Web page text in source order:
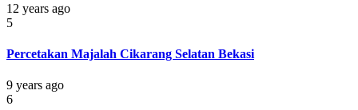
12 years ago
5
Percetakan Majalah Cikarang Selatan Bekasi
9 years ago
6